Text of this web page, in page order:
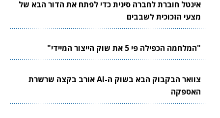
אינטל חוברת לחברה סינית כדי לפתח את הדור הבא של
מצעי הזכוכית לשבבים
"המלחמה הכפילה פי 5 את שוק הייצור המיידי"
צוואר הבקבוק הבא בשוק ה-AI אורב בקצה שרשרת
האספקה